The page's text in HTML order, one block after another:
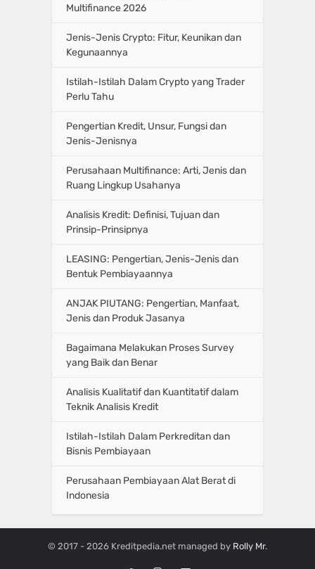
Multifinance 2026
Jenis-Jenis Crypto: Fitur, Keunikan dan
Kegunaannya
Istilah-Istilah Dalam Crypto yang Trader
Perlu Tahu
Pengertian Kredit, Unsur, Fungsi dan
Jenis-Jenisnya
Perusahaan Multifinance: Arti, Jenis dan
Ruang Lingkup Usahanya
Analisis Kredit: Definisi, Tujuan dan
Prinsip-Prinsipnya
LEASING: Pengertian, Jenis-Jenis dan
Bentuk Pembiayaannya
ANJAK PIUTANG: Pengertian, Manfaat,
Jenis dan Produk Jasanya
Bagaimana Melakukan Proses Survey
yang Baik dan Benar
Analisis Kualitatif dan Kuantitatif dalam
Teknik Analisis Kredit
Istilah-Istilah Dalam Perkreditan dan
Bisnis Pembiayaan
Perusahaan Pembiayaan Alat Berat di
Indonesia
© 2017 - 2026 Kreditpedia.net managed by Rolly Mr.